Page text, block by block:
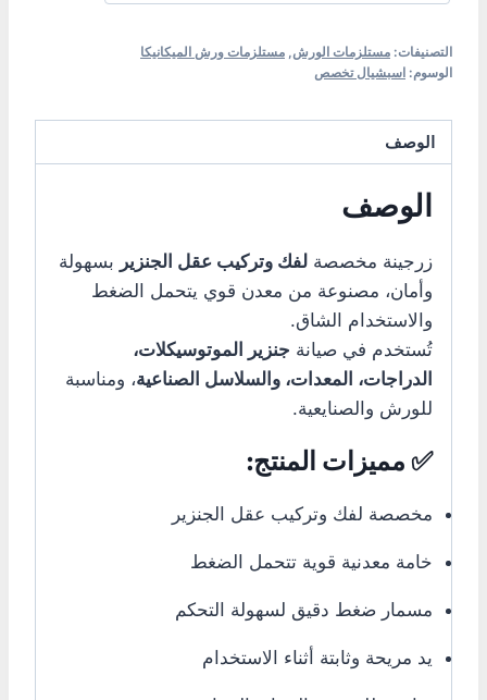
التصنيفات: مستلزمات الورش مستلزمات ورش الميكانيكا
الوسوم: اسبشيال تخصص
الوصف
الوصف
زرجينة مخصصة لفك وتركيب عقل الجنزير بسهولة
وأمان، مصنوعة من معدن قوي يتحمل الضغط
والاستخدام الشاق.
تُستخدم في صيانة جنزير الموتوسيكلات،
الدراجات، المعدات، والسلاسل الصناعية، ومناسبة
للورش والصنايعية.
✅ مميزات المنتج:
مخصصة لفك وتركيب عقل الجنزير
خامة معدنية قوية تتحمل الضغط
مسمار ضغط دقيق لسهولة التحكم
يد مريحة وثابتة أثناء الاستخدام